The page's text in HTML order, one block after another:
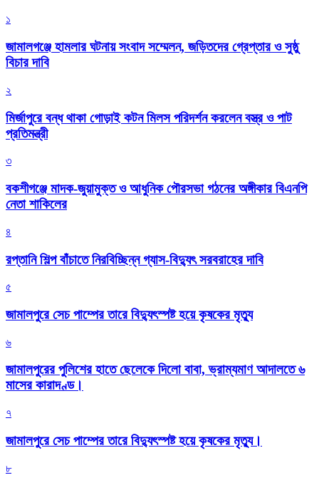
১
জামালগঞ্জে হামলার ঘটনায় সংবাদ সম্মেলন, জড়িতদের গ্রেপ্তার ও সুষ্ঠু
বিচার দাবি
২
মির্জাপুরে বন্ধ থাকা গোড়াই কটন মিলস পরিদর্শন করলেন বস্ত্র ও পাট
প্রতিমন্ত্রী
৩
বকশীগঞ্জে মাদক-জুয়ামুক্ত ও আধুনিক পৌরসভা গঠনের অঙ্গীকার বিএনপি
নেতা শাকিলের
৪
রপ্তানি শিল্প বাঁচাতে নিরবিচ্ছিন্ন গ্যাস-বিদ্যুৎ সরবরাহের দাবি
৫
জামালপুরে সেচ পাম্পের তারে বিদ্যুৎস্পষ্ট হয়ে কৃষকের মৃত্যু
৬
জামালপুরের পুলিশের হাতে ছেলেকে দিলো বাবা, ভ্রাম্যমাণ আদালতে ৬
মাসের কারাদণ্ড।
৭
জামালপুরে সেচ পাম্পের তারে বিদ্যুৎস্পষ্ট হয়ে কৃষকের মৃত্যু।
৮